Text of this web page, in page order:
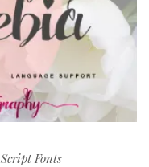
Script Fonts